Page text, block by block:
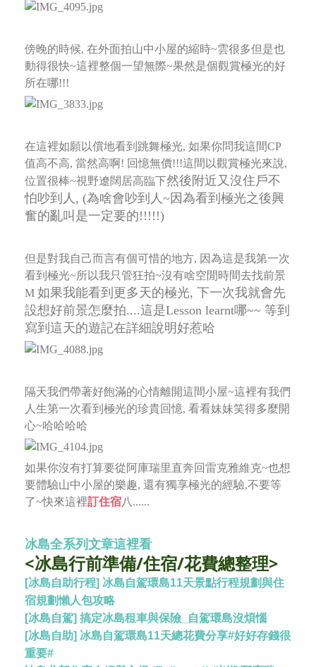
傍晚的時候, 在外面拍山中小屋的縮時~雲很多但是也
動得很快~這裡整個一望無際~果然是個觀賞極光的好
所在哪!!!
在這裡如願以償地看到跳舞極光, 如果你問我這間CP
值高不高, 當然高啊! 回憶無價!!!這間以觀賞極光來說,
位置很棒~視野遼闊居高臨下然後附近又沒住戶不
怕吵到人, (為啥會吵到人~因為看到極光之後興
奮的亂叫是一定要的!!!!!)
但是對我自己而言有個可惜的地方, 因為這是我第一次
看到極光~所以我只管狂拍~沒有啥空閒時間去找前景
M 如果我能看到更多天的極光, 下一次我就會先
設想好前景怎麼拍....這是Lesson learnt哪~~ 等到
寫到這天的遊記在詳細說明好惹哈
隔天我們帶著好飽滿的心情離開這間小屋~這裡有我們
人生第一次看到極光的珍貴回憶, 看看妹妹笑得多麼開
心~哈哈哈哈
如果你沒有打算要從阿庫瑞里直奔回雷克雅維克~也想
要體驗山中小屋的樂趣, 還有獨享極光的經驗,不要等
了~快來這裡訂住宿八......
冰島全系列文章這裡看
<冰島行前準備/住宿/花費總整理>
[冰島自助行程] 冰島自駕環島11天景點行程規劃與住
宿規劃懶人包攻略
[冰島自駕] 搞定冰島租車與保險_自駕環島沒煩惱
[冰島自助] 冰島自駕環島11天總花費分享#好好存錢很
重要#